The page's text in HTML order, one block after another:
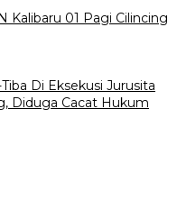
Kalibaru 01 Pagi Cilincing
Di Eksekusi Jurusita
Diduga Cacat Hukum